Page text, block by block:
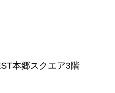
本郷スクエア3階